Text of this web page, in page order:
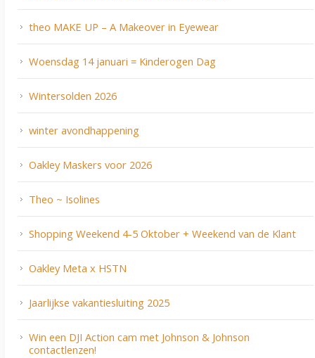
theo MAKE UP – A Makeover in Eyewear
Woensdag 14 januari = Kinderogen Dag
Wintersolden 2026
winter avondhappening
Oakley Maskers voor 2026
Theo ~ Isolines
Shopping Weekend 4-5 Oktober + Weekend van de Klant
Oakley Meta x HSTN
Jaarlijkse vakantiesluiting 2025
Win een DJI Action cam met Johnson & Johnson
contactlenzen!